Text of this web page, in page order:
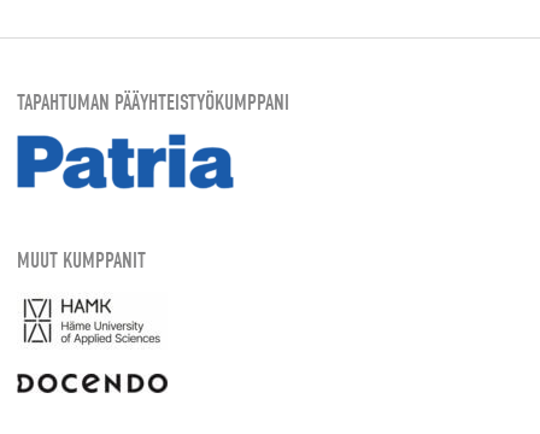
TAPAHTUMAN PÄÄYHTEISTYÖKUMPPANI
MUUT KUMPPANIT